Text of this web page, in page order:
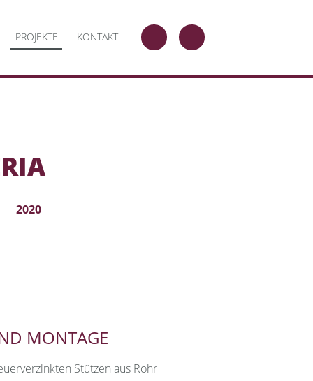
PROJEKTE KONTAKT TELEFON
MAIL
2020
MONTAGE
Stützen aus Rohr